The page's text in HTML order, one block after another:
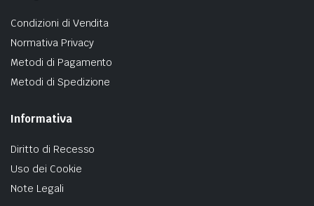
Condizioni di Vendita
Normativa Privacy
Metodi di Pagamento
Metodi di Spedizione
Informativa
Diritto di Recesso
Uso dei Cookie
Note Legali